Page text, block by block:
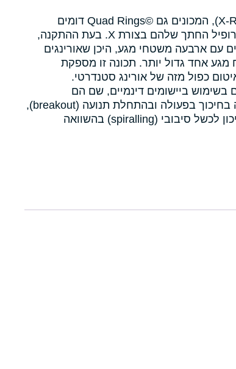
איקסרינגים (X-Rings), המכונים גם Quad Rings©‎ דומים
לאורינגים, אבל פרופיל החתך שלהם בצורת X. בעת ההתקנה,
עם ארבעה משטחי מגע, היכן שאורינגים
אחד גדול יותר. תכונה זו מספקת
כפול מזה של אורינג סטנדרטי.
בשימוש ביישומים דינמיים, שם הם
מאפשרים הפחתה בחיכוך בפעולה ובהתחלת תנועה (breakout),
ומפחיתים את הסיכון לכשל סיבובי (spiralling) בהשוואה